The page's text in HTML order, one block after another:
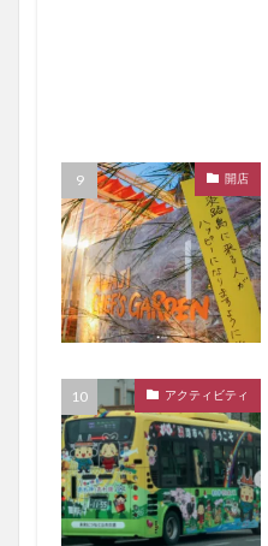
開店
アクティビティ